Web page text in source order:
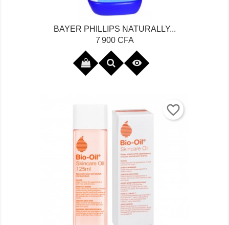
BAYER PHILLIPS NATURALLY...
Prix
7 900 CFA

favorite_border